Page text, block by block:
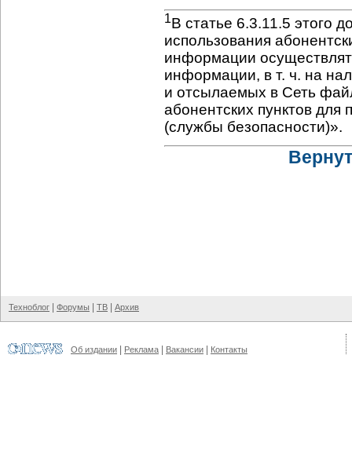
1В статье 6.3.11.5 этого
использования
информации
информации, в т. ч. на
и отсылаемых в Сеть
абонентских пунктов
(службы безопасности)».
Техноблог Форумы ТВ Архив
Об издании Реклама Вакансии Контакты